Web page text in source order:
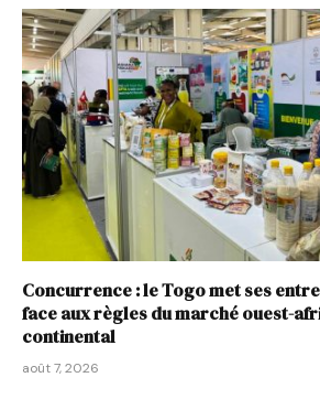
Concurrence : le Togo met ses
face aux règles du marché ouest-
continental
août 7, 2026